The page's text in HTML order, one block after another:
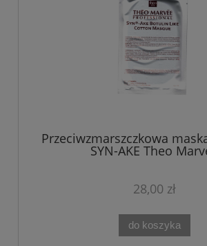
Przeciwzmarszczkowa
SYN-AKE Theo
28,00 zł
do koszyka